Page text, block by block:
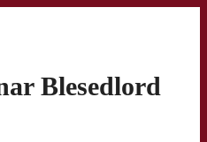
Blesedlord